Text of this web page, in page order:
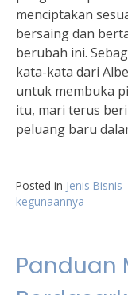
menciptakan
bersaing dan
berubah ini.
kata-kata dari
untuk membuka
itu, mari terus
peluang baru
Posted in Jenis Bisnis
kegunaannya
Panduan